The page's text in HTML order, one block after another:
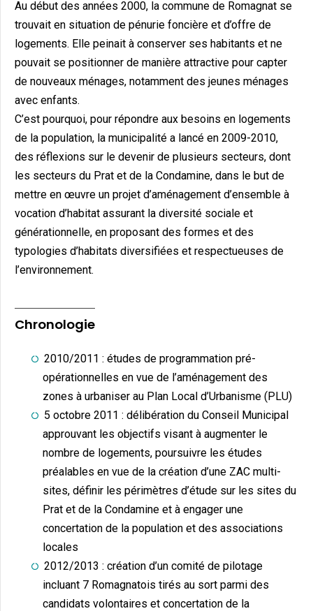
Au début des années 2000, la commune de Romagnat se
trouvait en situation de pénurie foncière et d’offre de
logements. Elle peinait à conserver ses habitants et ne
pouvait se positionner de manière attractive pour capter
de nouveaux ménages, notamment des jeunes ménages
avec enfants.
C’est pourquoi, pour répondre aux besoins en logements
de la population, la municipalité a lancé en 2009-2010,
des réflexions sur le devenir de plusieurs secteurs, dont
les secteurs du Prat et de la Condamine, dans le but de
mettre en œuvre un projet d’aménagement d’ensemble à
vocation d’habitat assurant la diversité sociale et
générationnelle, en proposant des formes et des
typologies d’habitats diversifiées et respectueuses de
l’environnement.
Chronologie
2010/2011 : études de programmation pré-
opérationnelles en vue de l’aménagement des
zones à urbaniser au Plan Local d’Urbanisme (PLU)
5 octobre 2011 : délibération du Conseil Municipal
approuvant les objectifs visant à augmenter le
nombre de logements, poursuivre les études
préalables en vue de la création d’une ZAC multi-
sites, définir les périmètres d’étude sur les sites du
Prat et de la Condamine et à engager une
concertation de la population et des associations
locales
2012/2013 : création d’un comité de pilotage
incluant 7 Romagnatois tirés au sort parmi des
candidats volontaires et concertation de la